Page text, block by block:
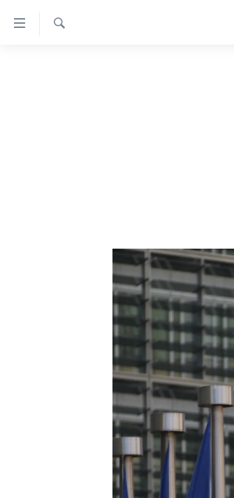
မကြေးမုံရဲ့ အင်္ဂလိပ်စာ
ရုပ်ရှင်ထဲက အင်္ဂလိပ်စာ
သုတပဒေသာ အင်္ဂလိပ်စာ
ရေဒီယိုနှင့်ရုပ်သံ အချက်အလက်များ
ရေဒီယို/တီဗွီအစီအစဉ်